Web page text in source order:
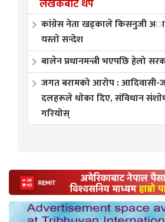
लेखकबाट थप
कांग्रेस नेता खड्काले किसनुजी
यस्ताे सन्देश
बालेन प्रधानमन्त्री भएपछि हेलो
जगत बरामको आरोप : आदिवासी-
दलहरूले धाेका दिए, संविधान
गरियोस्